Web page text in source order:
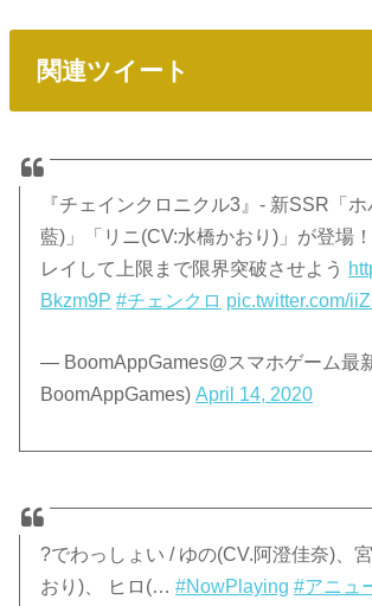
関連ツイート
『チェインクロニクル3』- 新SSR「ホ
藍)」「リニ(CV:水橋かおり)」が登場
レイして上限まで限界突破させよう
Bkzm9P #チェンクロ pic.twitter.com/
— BoomAppGames@スマホゲーム最
BoomAppGames)April 14, 2020
?でわっしょい / ゆの(CV.阿澄佳奈)、
おり)、 ヒロ(…#NowPlaying #アニュ